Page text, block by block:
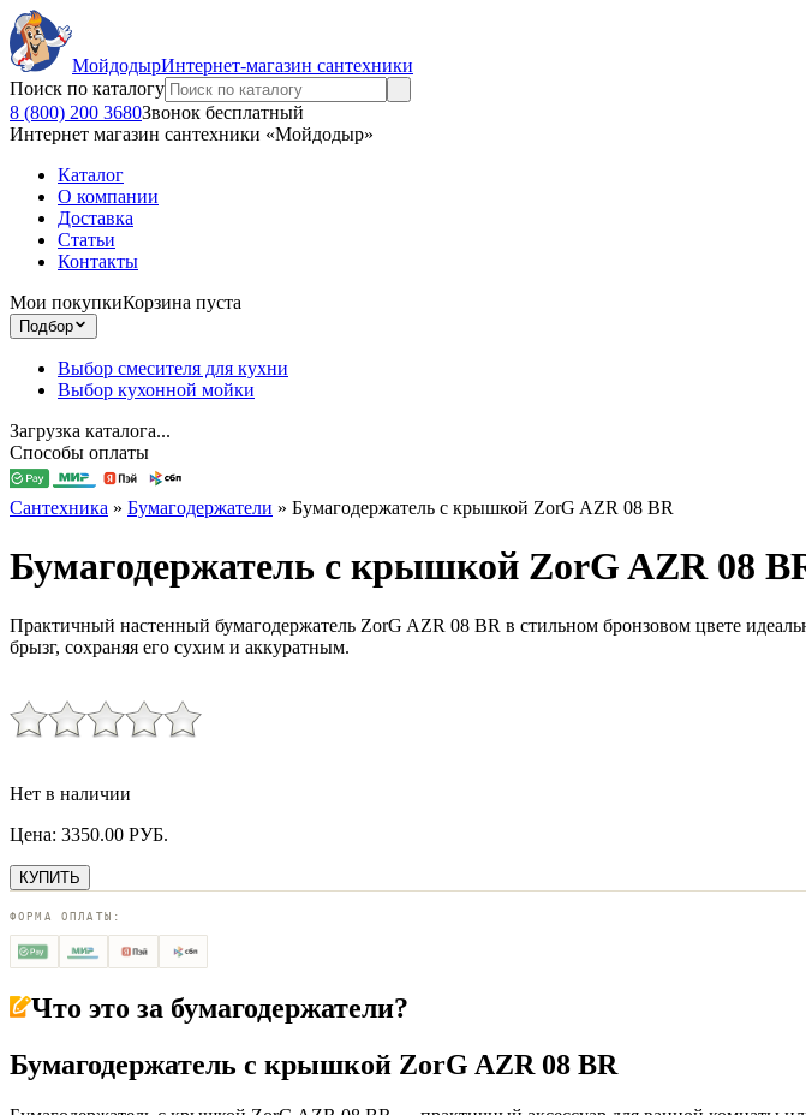
МойдодырИнтернет-магазин сантехники
Поиск по каталогу
8 (800) 200 3680Звонок бесплатный
Интернет магазин сантехники «Мойдодыр»
Каталог
О компании
Доставка
Статьи
Контакты
Мои покупкиКорзина пуста
Подбор
Выбор смесителя для кухни
Выбор кухонной мойки
Загрузка каталога...
Способы оплаты
Сантехника » Бумагодержатели » Бумагодержатель с крышкой ZorG AZR 08 BR
Бумагодержатель с крышкой ZorG AZR 08
Практичный настенный бумагодержатель ZorG AZR 08 BR в стильном бронзовом цвете
брызг, сохраняя его сухим и аккуратным.
Нет в наличии
Цена: 3350.00 РУБ.
КУПИТЬ
ФОРМА ОПЛАТЫ:
Что это за бумагодержатели?
Бумагодержатель с крышкой ZorG AZR 08 BR